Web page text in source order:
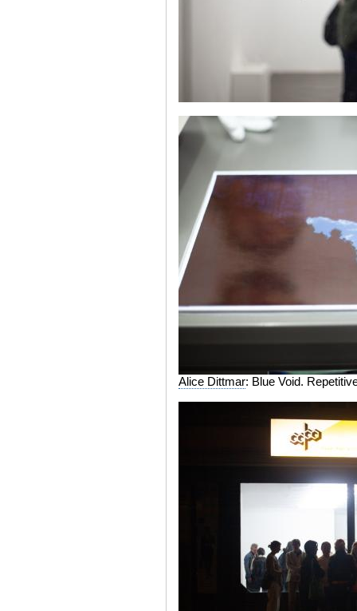
Alice Dittmar: Blue Void.